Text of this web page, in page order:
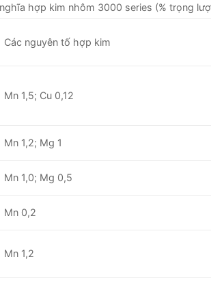
hợp kim nhôm 3000 series (% trọng
Các nguyên tố hợp kim
Mn 1,5; Cu 0,12
Mn 1,2; Mg 1
Mn 1,0; Mg 0,5
Mn 0,2
Mn 1,2